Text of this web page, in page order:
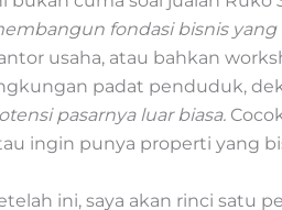
fondasi bisnis yang
usaha, atau bahkan
padat penduduk,
pasarnya luar biasa.
ingin punya properti yang
ini, saya akan rinci satu